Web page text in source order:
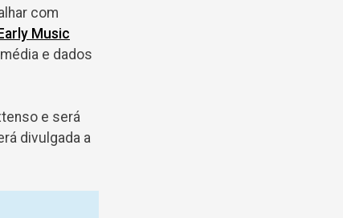
com
Music
e dados
e será
divulgada a